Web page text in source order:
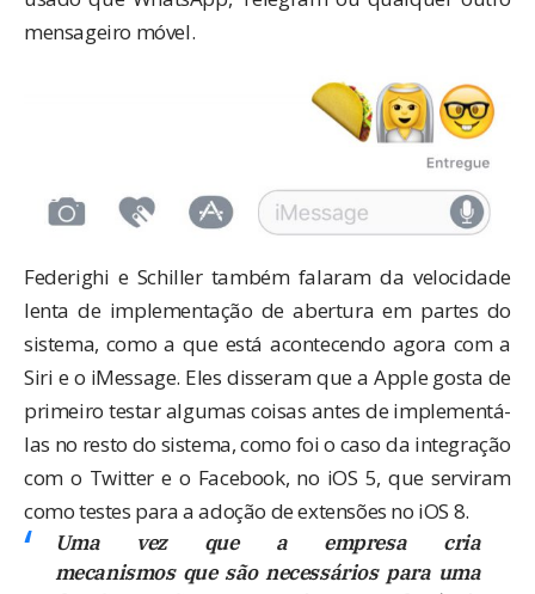
mensageiro móvel.
Federighi e Schiller também falaram da velocidade
lenta de implementação de abertura em partes do
sistema, como a que está acontecendo agora com a
Siri e o iMessage. Eles disseram que a Apple gosta de
primeiro testar algumas coisas antes de implementá-
las no resto do sistema, como foi o caso da integração
com o Twitter e o Facebook, no iOS 5, que serviram
como testes para a adoção de extensões no iOS 8.
Uma vez que a empresa cria
mecanismos que são necessários para uma